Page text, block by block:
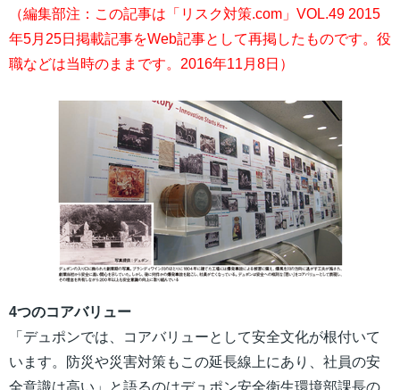
（編集部注：この記事は「リスク対策.com」VOL.49 2015
年5月25日掲載記事をWeb記事として再掲したものです。役
職などは当時のままです。2016年11月8日）
4つのコアバリュー
「デュポンでは、コアバリューとして安全文化が根付いて
います。防災や災害対策もこの延長線上にあり、社員の安
全意識は高い」と語るのはデュポン安全衛生環境部課長の